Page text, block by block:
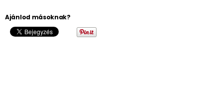
Ajánlod másoknak?